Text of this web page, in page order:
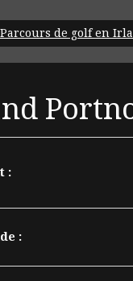
Parcours de golf en
:
: